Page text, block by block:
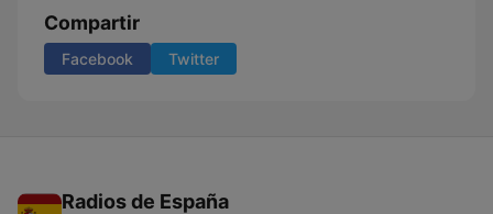
Compartir
Facebook Twitter
Radios de España